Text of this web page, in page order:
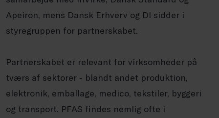
Apeiron, mens Dansk Erhverv og DI sidder i
styregruppen for partnerskabet.
Partnerskabet er relevant for virksomheder på
tværs af sektorer - blandt andet produktion,
elektronik, emballage, medico, tekstiler, byggeri
og transport. PFAS findes nemlig ofte i